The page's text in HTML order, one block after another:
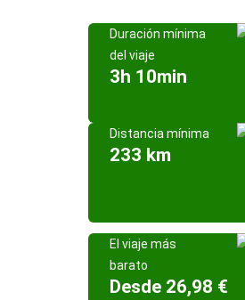
Duración mínima
del viaje
3h 10min
Distancia mínima
233 km
El viaje más
barato
Desde 26,98 €